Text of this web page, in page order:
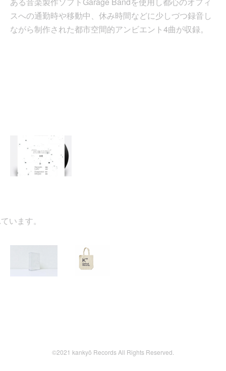
スへの通勤時や移動中、休み時間などに少しづつ録音し
ながら制作された都市空間的アンビエント4曲が収録。
ます。
©2021 kankyō Records All Rights Reserved.